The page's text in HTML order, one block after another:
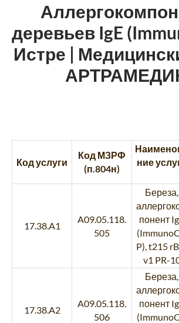
деревьев IgE
Истре |
Код услуги
Код МЗРФ
(п.804н)
ние
17.38.A1
A09.05.118.
505
Береза,
понент
P), t215
v1 PR-
17.38.A2
A09.05.118.
506
Береза,
понент